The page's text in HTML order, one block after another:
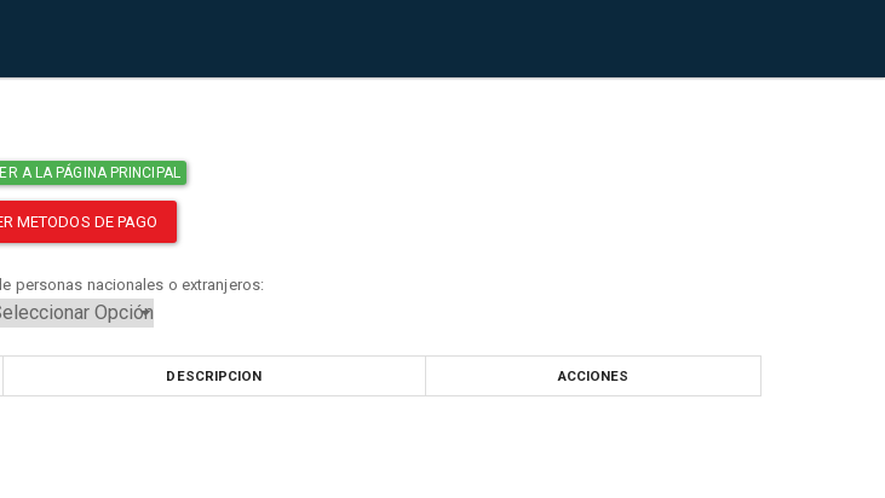
A LA PÁGINA PRINCIPAL
METODOS DE PAGO
personas nacionales o extranjeros:
DESCRIPCION ACCIONES